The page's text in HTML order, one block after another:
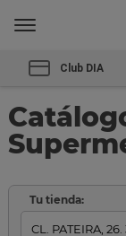
Club DIA
Tu tienda: